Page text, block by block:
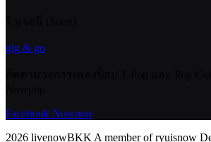
gig & go
Facebook Nowpop
2026 livenowBKK A member of ryuisnow